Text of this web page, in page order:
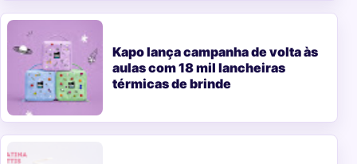
Kapo lança campanha de volta às
aulas com 18 mil lancheiras
térmicas de brinde